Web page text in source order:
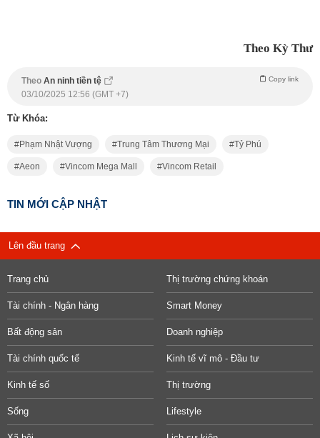
Theo Kỳ Thư
Theo An ninh tiền tệ Copy link
03/10/2025 12:56 (GMT +7)
Từ Khóa:
Phạm Nhật Vượng Trung Tâm Thương Mại Tỷ Phú
Aeon Vincom Mega Mall Vincom Retail
TIN MỚI CẬP NHẬT
Lên đầu trang
Trang chủ Thị trường chứng khoán
Tài chính - Ngân hàng Smart Money
Bất động sản Doanh nghiệp
Tài chính quốc tế Kinh tế vĩ mô - Đầu tư
Kinh tế số Thị trường
Sống Lifestyle